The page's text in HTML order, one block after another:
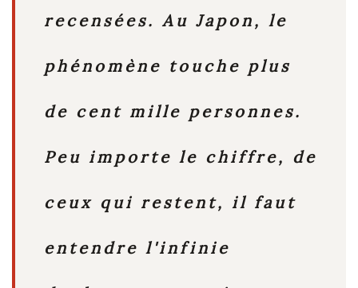
recensées. Au Japon, le
phénomène touche plus
de cent mille personnes.
Peu importe le chiffre, de
ceux qui restent, il faut
entendre l'infinie